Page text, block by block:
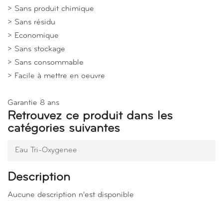
> Sans produit chimique
> Sans résidu
> Economique
> Sans stockage
> Sans consommable
> Facile à mettre en oeuvre
Garantie 8 ans
Retrouvez ce produit dans les
catégories suivantes
Eau Tri-Oxygenee
Description
Aucune description n'est disponible